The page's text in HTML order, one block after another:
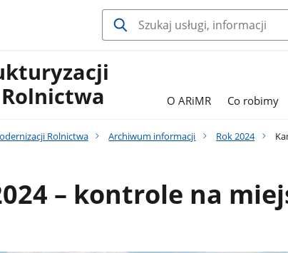
O ARiMR Co robimy
Rolnictwa Archiwum informacji Rok 2024
– kontrole na